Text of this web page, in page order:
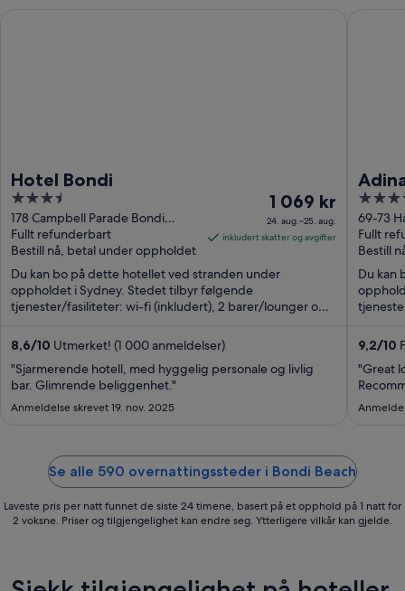
Hotel Bondi
3.5
out
of
5
178 Campbell Parade Bondi
Beach NSW
Fullt refunderbart
Bestill nå, betal under oppholdet
Prisen
er
1 069 kr
natt
24.
25.
1 069 kr
24. aug.–25. aug.
inkludert skatter og avgifter
Du kan bo på dette hotellet ved stranden under
oppholdet i Sydney. Stedet tilbyr følgende
tjenester/fasiliteter: wi-fi (inkludert), 2 barer/lounger og
8,6/10 Utmerket! (1 000 anmeldelser)
"Sjarmerende hotell, med hyggelig personale og livlig
bar. Glimrende beliggenhet."
Anmeldelse skrevet 19. nov. 2025
4.5
out
of
5
69-73
NSW
Fullt
Bestill
Du kan
9,2/10
"Great
Se alle 590 overnattingssteder i Bondi Beach
Laveste pris per natt funnet de siste 24 timene, basert på et opphold på 1 natt for
2 voksne. Priser og tilgjengelighet kan endre seg. Ytterligere vilkår kan gjelde.